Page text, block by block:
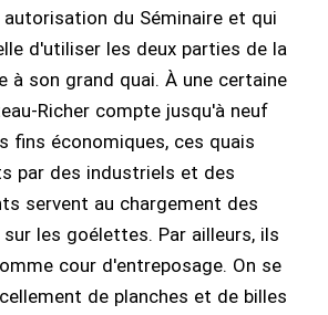
du Séminaire et qui
d'utiliser les deux parties de la
à son grand quai. À une certaine
Richer compte jusqu'à neuf
fins économiques, ces quais
par des industriels et des
servent au chargement des
les goélettes. Par ailleurs, ils
cour d'entreposage. On se
de planches et de billes